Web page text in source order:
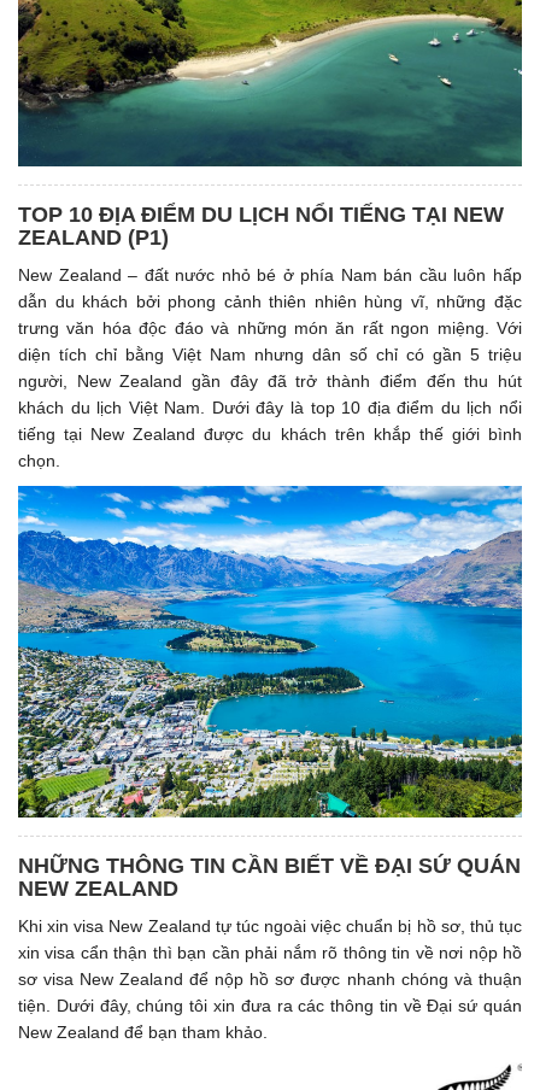
TOP 10 ĐỊA ĐIỂM DU LỊCH NỔI TIẾNG TẠI NEW
ZEALAND (P1)
New Zealand – đất nước nhỏ bé ở phía Nam bán cầu luôn hấp
dẫn du khách bởi phong cảnh thiên nhiên hùng vĩ, những đặc
trưng văn hóa độc đáo và những món ăn rất ngon miệng. Với
diện tích chỉ bằng Việt Nam nhưng dân số chỉ có gần 5 triệu
người, New Zealand gần đây đã trở thành điểm đến thu hút
khách du lịch Việt Nam. Dưới đây là top 10 địa điểm du lịch nổi
tiếng tại New Zealand được du khách trên khắp thế giới bình
chọn.
NHỮNG THÔNG TIN CẦN BIẾT VỀ ĐẠI SỨ QUÁN
NEW ZEALAND
Khi xin visa New Zealand tự túc ngoài việc chuẩn bị hồ sơ, thủ tục
xin visa cẩn thận thì bạn cần phải nắm rõ thông tin về nơi nộp hồ
sơ visa New Zealand để nộp hồ sơ được nhanh chóng và thuận
tiện. Dưới đây, chúng tôi xin đưa ra các thông tin về Đại sứ quán
New Zealand để bạn tham khảo.